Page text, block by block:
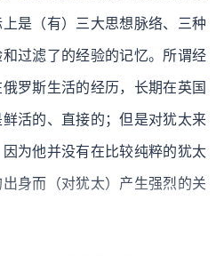
是（有）三大思想脉络、三种
过滤了的经验的记忆。所谓经
罗斯生活的经历，长期在英国
活的、直接的；但是对犹太来
为他并没有在比较纯粹的犹太
身而（对犹太）产生强烈的关